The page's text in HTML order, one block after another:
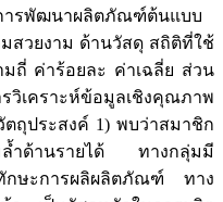
ารพัฒนาผลิตภัณฑ์ต้นแบบ
สวยงาม ด้านวัสดุ สถิติที่ใช้
มถี่ ค่าร้อยละ ค่าเฉลี่ย ส่วน
วิเคราะห์ข้อมูลเชิงคุณภาพ
ตถุประสงค์ 1) พบว่าสมาชิก
ล้ำด้านรายได้ ทางกลุ่มมี
กษะการผลิผลิตภัณฑ์ ทาง